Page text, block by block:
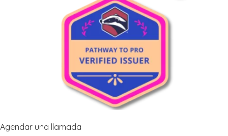
Agendar una llamada